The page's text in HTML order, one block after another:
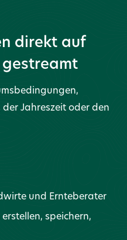
direkt auf
Jahreszeit oder den
und Ernteberater
speichern,